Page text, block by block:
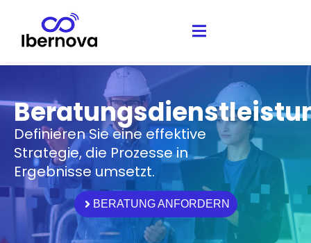
Definieren Sie eine effektive
Strategie, die Prozesse in
Ergebnisse umsetzt.
BERATUNG ANFORDERN